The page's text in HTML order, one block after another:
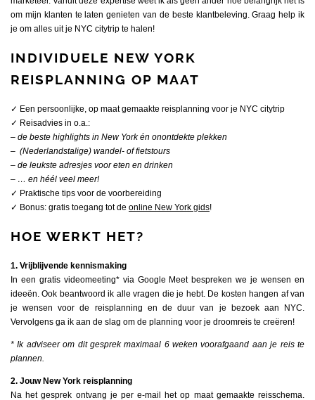
om mijn klanten te laten genieten van de beste klantbeleving. Graag help ik
je om alles uit je NYC citytrip te halen!
INDIVIDUELE NEW YORK
REISPLANNING OP MAAT
✓ Een persoonlijke, op maat gemaakte reisplanning voor je NYC citytrip
✓ Reisadvies in o.a.:
– de beste highlights in New York én onontdekte plekken
– (Nederlandstalige) wandel- of fietstours
– de leukste adresjes voor eten en drinken
– … en héél veel meer!
✓ Praktische tips voor de voorbereiding
✓ Bonus: gratis toegang tot de online New York gids!
HOE WERKT HET?
1. Vrijblijvende kennismaking
In een gratis videomeeting* via Google Meet bespreken we je wensen en
ideeën. Ook beantwoord ik alle vragen die je hebt. De kosten hangen af van
je wensen voor de reisplanning en de duur van je bezoek aan NYC.
Vervolgens ga ik aan de slag om de planning voor je droomreis te creëren!
* Ik adviseer om dit gesprek maximaal 6 weken voorafgaand aan je reis te
plannen.
2. Jouw New York reisplanning
Na het gesprek ontvang je per e-mail het op maat gemaakte reisschema.